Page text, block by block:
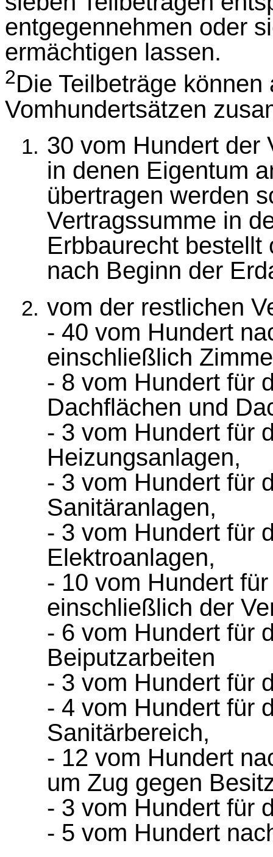
entgegennehmen oder
ermächtigen lassen.
2Die Teilbeträge
Vomhundertsätzen
30 vom Hundert der
in denen Eigentum
übertragen werden
Vertragssumme in
Erbbaurecht bestellt
nach Beginn der
vom der restlichen
- 40 vom Hundert
einschließlich
- 8 vom Hundert für
Dachflächen und
- 3 vom Hundert für
Heizungsanlagen,
- 3 vom Hundert für
Sanitäranlagen,
- 3 vom Hundert für
Elektroanlagen,
- 10 vom Hundert
einschließlich der
- 6 vom Hundert für
Beiputzarbeiten
- 3 vom Hundert für
- 4 vom Hundert für
Sanitärbereich,
- 12 vom Hundert
um Zug gegen
- 3 vom Hundert für
- 5 vom Hundert